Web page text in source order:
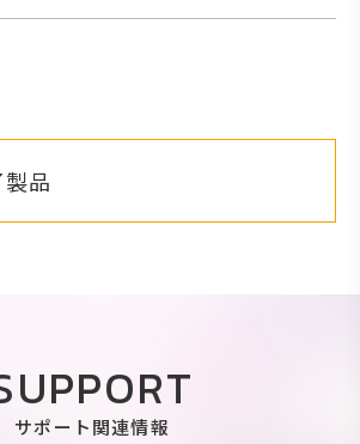
品
サポート関連情報